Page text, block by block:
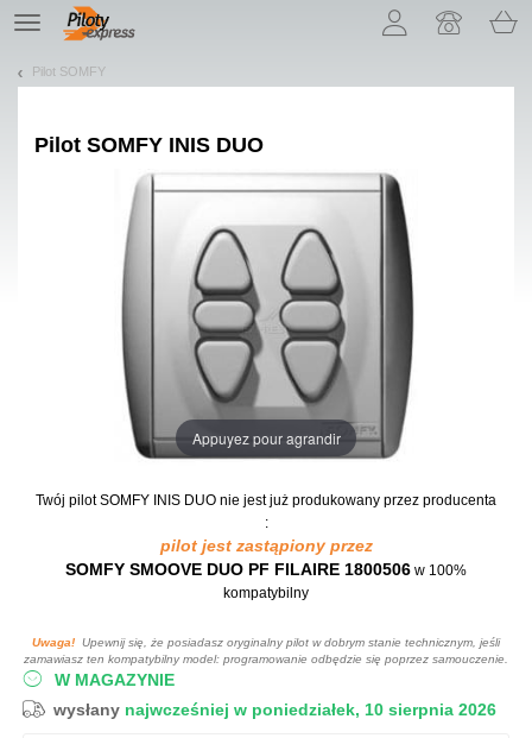
TE
navigation
Pilot SOMFY
Pilot SOMFY INIS DUO
Appuyez pour agrandir
Twój pilot SOMFY INIS DUO nie jest już produkowany przez producenta
:
pilot jest zastąpiony przez
SOMFY SMOOVE DUO PF FILAIRE 1800506 w 100%
kompatybilny
Uwaga! Upewnij się, że posiadasz oryginalny pilot w dobrym stanie technicznym, jeśli
zamawiasz ten kompatybilny model: programowanie odbędzie się poprzez samouczenie.
W MAGAZYNIE
wysłany najwcześniej w poniedziałek, 10 sierpnia 2026
Pozwól, że przedstawimy nasze ciasteczka!